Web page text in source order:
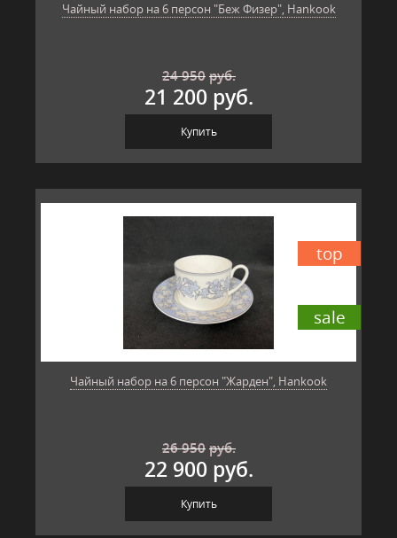
Чайный набор на 6 персон "Беж Физер", Hankook
24 950 руб.
21 200 руб.
Купить
sale
top
Чайный набор на 6 персон "Жарден", Hankook
26 950 руб.
22 900 руб.
Купить